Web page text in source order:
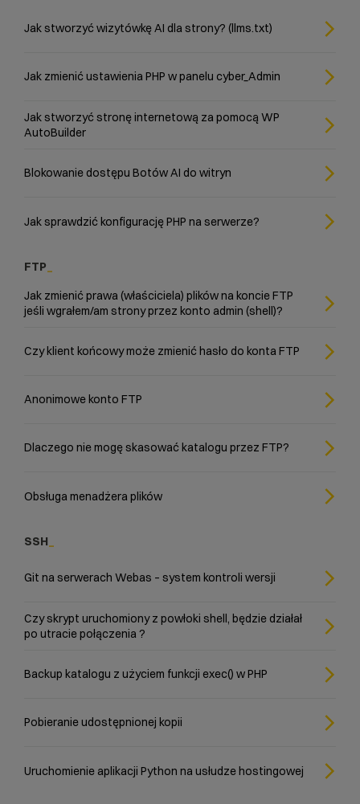
Jak stworzyć wizytówkę AI dla strony? (llms.txt)
Jak zmienić ustawienia PHP w panelu cyber_Admin
Jak stworzyć stronę internetową za pomocą WP
AutoBuilder
Blokowanie dostępu Botów AI do witryn
Jak sprawdzić konfigurację PHP na serwerze?
FTP
Jak zmienić prawa (właściciela) plików na koncie FTP
jeśli wgrałem/am strony przez konto admin (shell)?
Czy klient końcowy może zmienić hasło do konta FTP
Anonimowe konto FTP
Dlaczego nie mogę skasować katalogu przez FTP?
Obsługa menadżera plików
SSH
Git na serwerach Webas – system kontroli wersji
Czy skrypt uruchomiony z powłoki shell, będzie działał
po utracie połączenia ?
Backup katalogu z użyciem funkcji exec() w PHP
Pobieranie udostępnionej kopii
Uruchomienie aplikacji Python na usłudze hostingowej